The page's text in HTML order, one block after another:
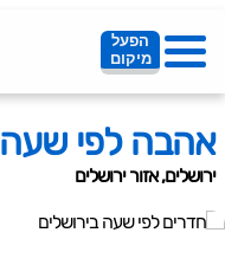
הפעל
מיקום
אהבה לפי שעה
ירושלים, אזור ירושלים